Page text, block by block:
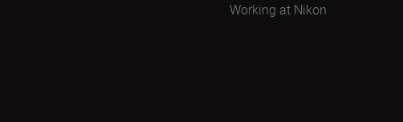
Working at Nikon